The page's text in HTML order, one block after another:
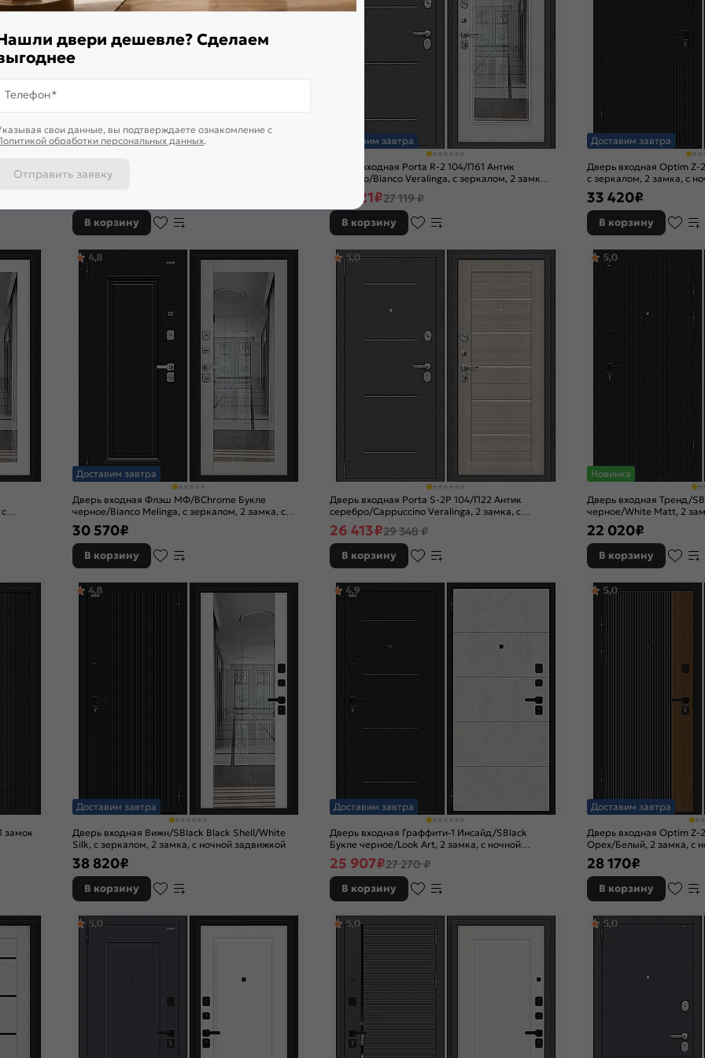
Медь/Антик Медь, 1 замок
В корзину
Доставим завтра
Дверь входная Porta R-2 104/П61 Антик
серебро/Bianco Veralinga, с зеркалом, 2 замка,
с ночной задвижкой
25 221₽27 119 ₽
В корзину
Доставим завтра
Дверь входная Optim
с зеркалом, 2 замка, с
33 420₽
В корзину
Доставим завтра
Дверь входная Флэш МФ/BChrome Букле
черное/Bianco Melinga, с зеркалом, 2 замка, с
ночной задвижкой
4,8
30 570₽
В корзину
Дверь входная Porta S-2P 104/П22 Антик
серебро/Cappuccino Veralinga, 2 замка, с
ночной задвижкой
5,0
26 413₽29 348 ₽
В корзину
Новинка
Дверь входная Тренд/
черное/White Matt, 2
задвижкой
5,0
22 020₽
В корзину
замок
Доставим завтра
Дверь входная Вижн/SBlack Black Shell/White
Silk, с зеркалом, 2 замка, с ночной задвижкой
4,8
38 820₽
В корзину
Доставим завтра
Дверь входная Граффити-1 Инсайд/SBlack
Букле черное/Look Art, 2 замка, с ночной
задвижкой
4,9
25 907₽27 270 ₽
В корзину
Доставим завтра
Дверь входная Optim Z-
Орех/Белый, 2 замка, с
5,0
28 170₽
В корзину
5,0 5,0 5,0
двери дешевле? Сделаем
Телефон*
свои данные, вы подтверждаете ознакомление c
обработки персональных данных.
Отправить заявку